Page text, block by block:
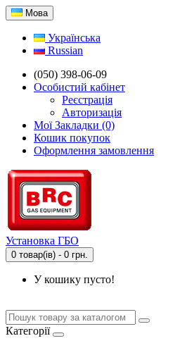
Мова
Українська
Russian
(050) 398-06-09
Особистий кабінет
Реєстрація
Авторизація
Мої Закладки (0)
Кошик покупок
Оформлення замовлення
Установка ГБО
0 товар(ів) - 0 грн.
У кошику пусто!
Категорії